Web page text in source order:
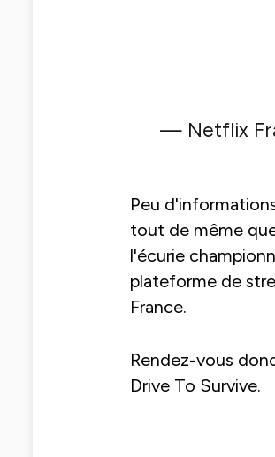
— Netflix
Peu
tout de même
l'écurie
plateforme de
France.
Rendez-vous
Drive To Survive.